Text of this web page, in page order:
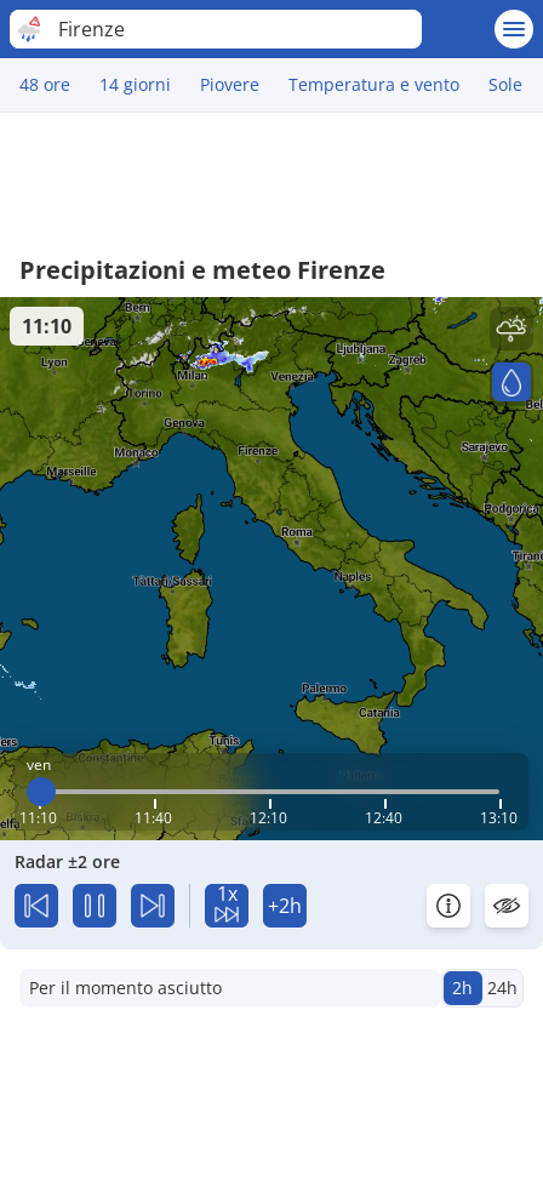
Firenze
48 ore 14 giorni Piovere Temperatura e vento Sole
Precipitazioni e meteo Firenze
ven
11:10 11:40 12:10 12:40 13:10
11:10
Radar ±2 ore
1x +2h
Per il momento asciutto 2h 24h